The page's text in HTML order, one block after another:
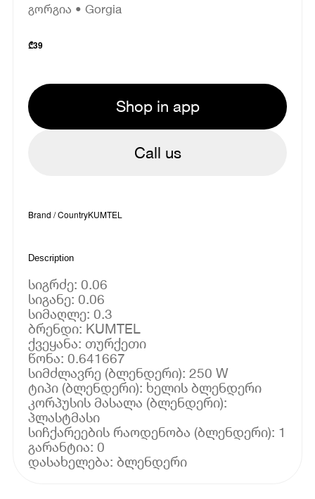
გორგია • Gorgia
₾39
Shop in app
Call us
Brand / CountryKUMTEL
Description
სიგრძე: 0.06
სიგანე: 0.06
სიმაღლე: 0.3
ბრენდი: KUMTEL
ქვეყანა: თურქეთი
წონა: 0.641667
სიმძლავრე (ბლენდერი): 250 W
ტიპი (ბლენდერი): ხელის ბლენდერი
კორპუსის მასალა (ბლენდერი):
პლასტმასი
სიჩქარეების რაოდენობა (ბლენდერი): 1
გარანტია: 0